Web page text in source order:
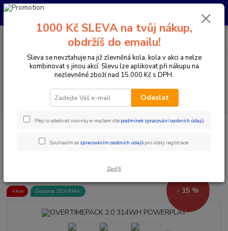
Pro nachystání kola / doplňků na prodejně si prosím zavolejte dopředu.
Menu
CZK
PO-PÁ 10:00-17:00 | SO: 9:00-12:00
Přestavby elektrokol / ELEKTRO SADY Baterie
OVERTIMEPACK
Akce Doprava ZDARMA - 15 %
1000 Kč SLEVA na tvůj nákup,
obdržíš do emailu!
Sleva se nevztahuje na již zlevněná kola, kola v akci a nelze
kombinovat s jinou akcí. Slevu lze aplikovat při nákupu na
nezlevněné zboží nad 15.000 Kč s DPH.
Odeslat
Přeji si odebírat novinky e-mailem dle podmínek zpracování osobních údajů.
Souhlasím se zpracováním osobních údajů pro účely registrace.
Zavřít